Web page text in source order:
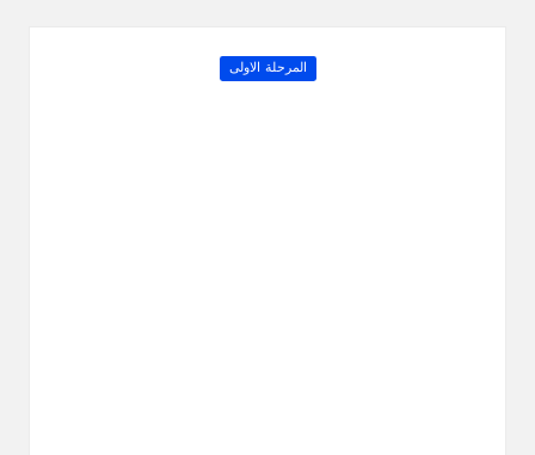
Posted
المرحلة الاولى